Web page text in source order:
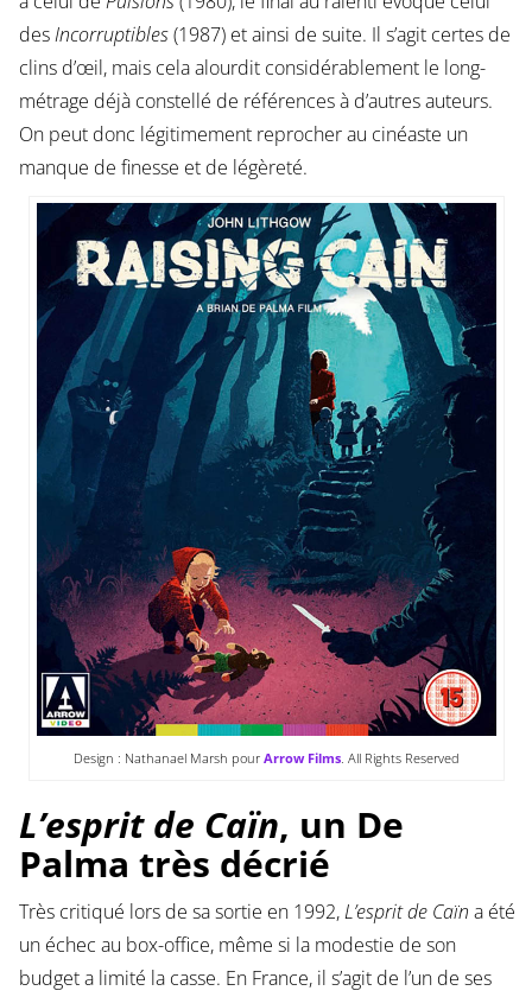
desIncorruptibles(1987) et ainsi de suite. Il s’agit certes de
clins d’œil, mais cela alourdit considérablement le long-
métrage déjà constellé de références à d’autres auteurs.
On peut donc légitimement reprocher au cinéaste un
manque de finesse et de légèreté.
Design : Nathanael Marsh pour Arrow Films. All Rights Reserved
L’esprit de Caïn, un De
Palma très décrié
Très critiqué lors de sa sortie en 1992,L’esprit de Caïn a été
un échec au box-office, même si la modestie de son
budget a limité la casse. En France, il s’agit de l’un de ses